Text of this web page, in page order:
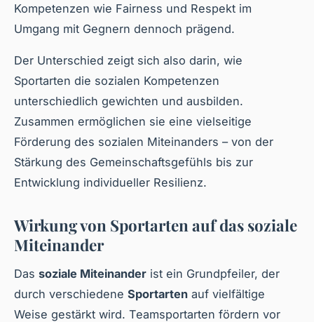
Kompetenzen wie Fairness und Respekt im
Umgang mit Gegnern dennoch prägend.
Der Unterschied zeigt sich also darin, wie
Sportarten die sozialen Kompetenzen
unterschiedlich gewichten und ausbilden.
Zusammen ermöglichen sie eine vielseitige
Förderung des sozialen Miteinanders – von der
Stärkung des Gemeinschaftsgefühls bis zur
Entwicklung individueller Resilienz.
Wirkung von Sportarten auf das soziale
Miteinander
Das soziale Miteinander ist ein Grundpfeiler, der
durch verschiedene Sportarten auf vielfältige
Weise gestärkt wird. Teamsportarten fördern vor